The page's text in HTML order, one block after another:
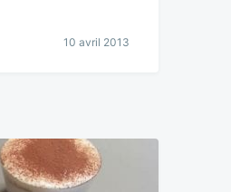
10 avril 2013